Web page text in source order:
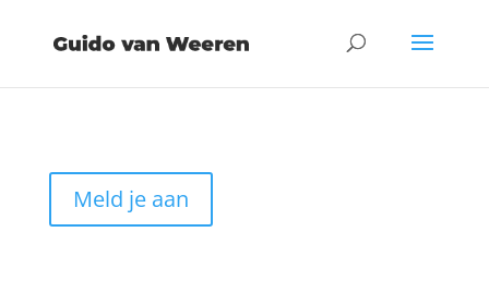
Meld je aan